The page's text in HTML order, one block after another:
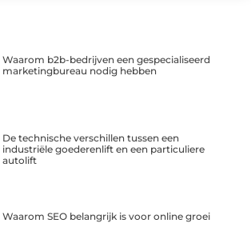
Waarom b2b-bedrijven een gespecialiseerd
marketingbureau nodig hebben
De technische verschillen tussen een
industriële goederenlift en een particuliere
autolift
Waarom SEO belangrijk is voor online groei